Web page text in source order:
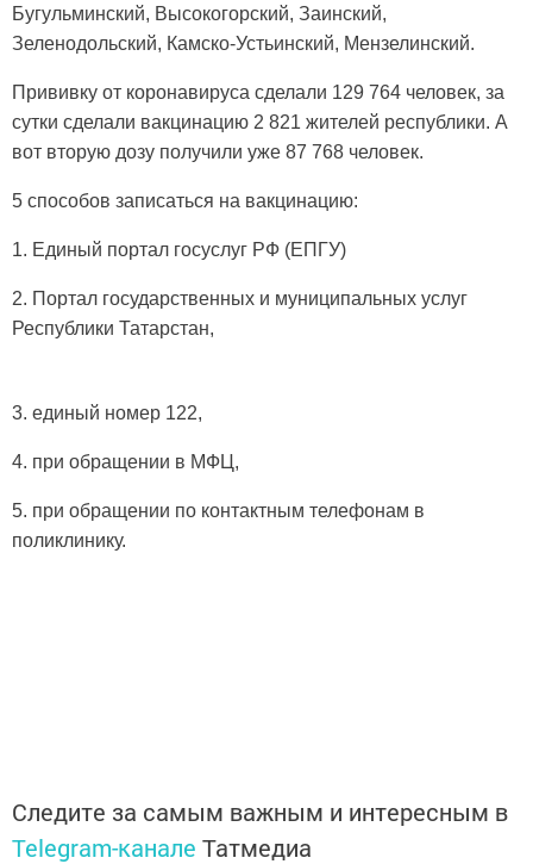
Бугульминский, Высокогорский, Заинский,
Зеленодольский, Камско-Устьинский, Мензелинский.
Прививку от коронавируса сделали 129 764 человек, за
сутки сделали вакцинацию 2 821 жителей республики. А
вот вторую дозу получили уже 87 768 человек.
5 способов записаться на вакцинацию:
1. Единый портал госуслуг РФ (ЕПГУ)
2. Портал государственных и муниципальных услуг
Республики Татарстан,
3. единый номер 122,
4. при обращении в МФЦ,
5. при обращении по контактным телефонам в
поликлинику.
Следите за самым важным и интересным в
Telegram-канале Татмедиа